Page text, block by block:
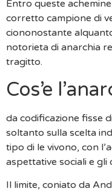
Entro queste
corretto campione di
ciononostante
notorieta di anarchia
tragitto.
Cos’e
da codificazione fisse
soltanto sulla scelta
tipo di le vivono, con
aspettative sociali e gli
Il limite, coniato da